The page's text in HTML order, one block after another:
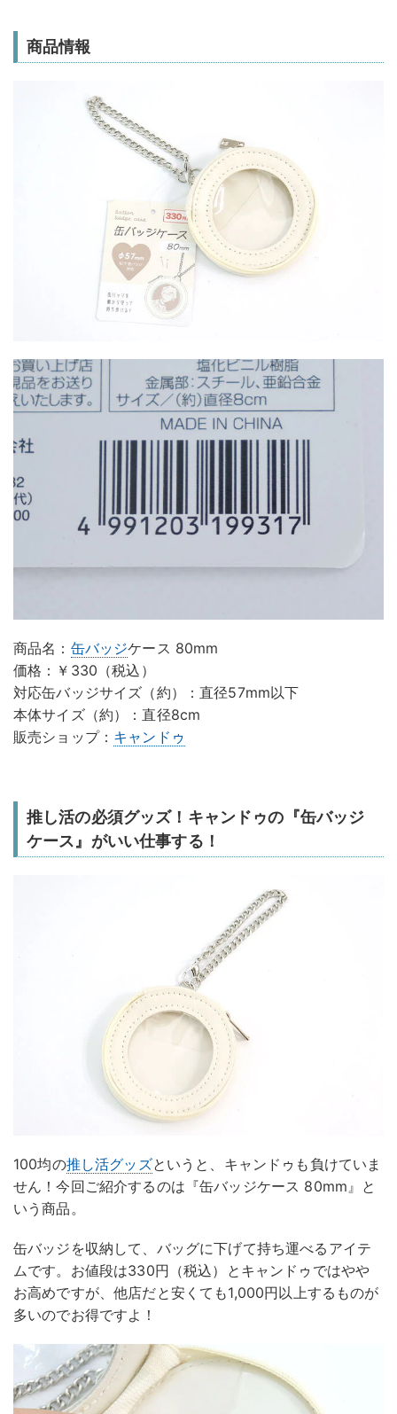
商品情報
商品名： 缶バッジケース 80mm
価格：￥330（税込）
対応缶バッジサイズ（約）：直径57mm以下
本体サイズ（約）：直径8cm
販売ショップ： キャンドゥ
推し活の必須グッズ！キャンドゥの『缶バッジ
ケース』がいい仕事する！
100均の推し活グッズというと、キャンドゥも負けていま
せん！今回ご紹介するのは『缶バッジケース 80mm』と
いう商品。
缶バッジを収納して、バッグに下げて持ち運べるアイテ
ムです。お値段は330円（税込）とキャンドゥではやや
お高めですが、他店だと安くても1,000円以上するものが
多いのでお得ですよ！